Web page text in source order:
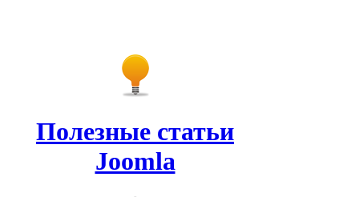
Полезные статьи
Joomla